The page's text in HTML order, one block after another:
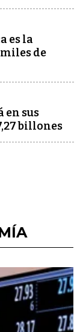
es la
de
en sus
billones